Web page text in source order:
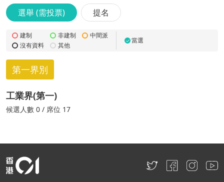
選舉 (需投票)
提名
建制 非建制
中間派
沒有資料
其他
✓ 當選
第一界別
工業界(第一)
候選人數 0 / 席位 17